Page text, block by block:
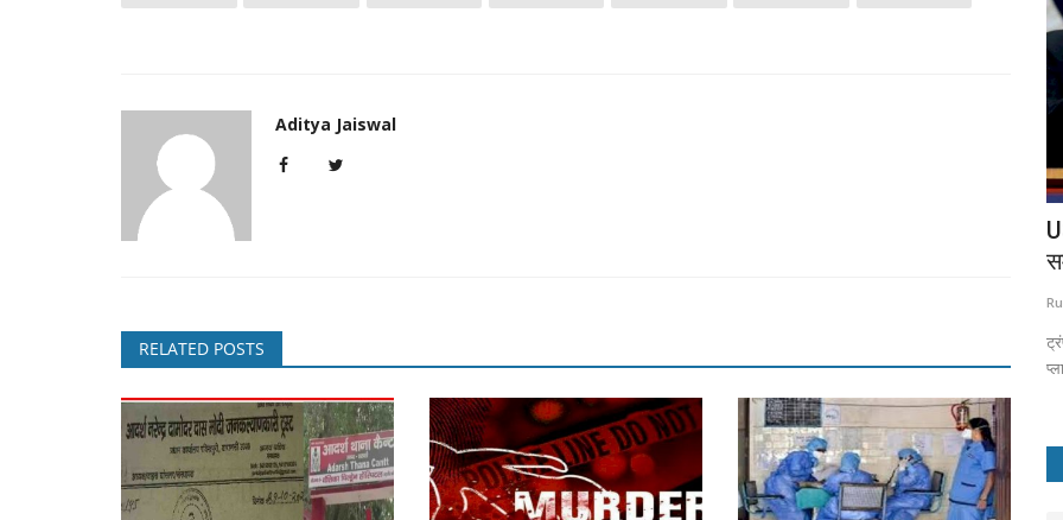
Aditya Jaiswal
RELATED POSTS
5 साल के बच्चे के ऑपरेशन से निकली ऐसी चीज,
उसके पेट में सांप की आकृति का धागे से बना करीब 3 फीट लंबा गुच्छा निकला।
यह वाकया...